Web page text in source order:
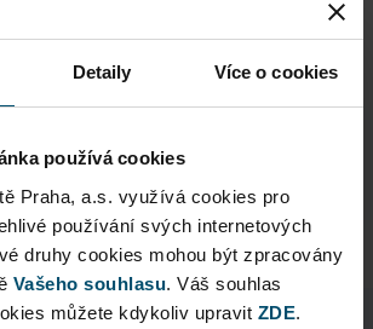
Detaily Více o cookies
používá cookies
Praha, a.s. využívá cookies pro
používání svých internetových
druhy cookies mohou být zpracovány
Vašeho souhlasu. Váš souhlas
můžete kdykoliv upravit ZDE.